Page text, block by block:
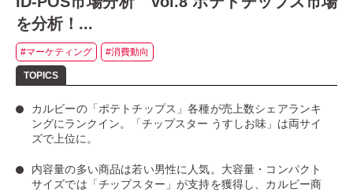
を分析！...
#マーケティング #消費動向
カルビーの「ポテトチップス」各種が売上数シェアランキ
ングにランクイン。
「チップスター うすしお味」 は両サイ
ズで上位に。
内容量の多い商品は若い男性に人気。大容量・コンパクト
サイズでは「チップスター」が支持を獲得し、カルビー商